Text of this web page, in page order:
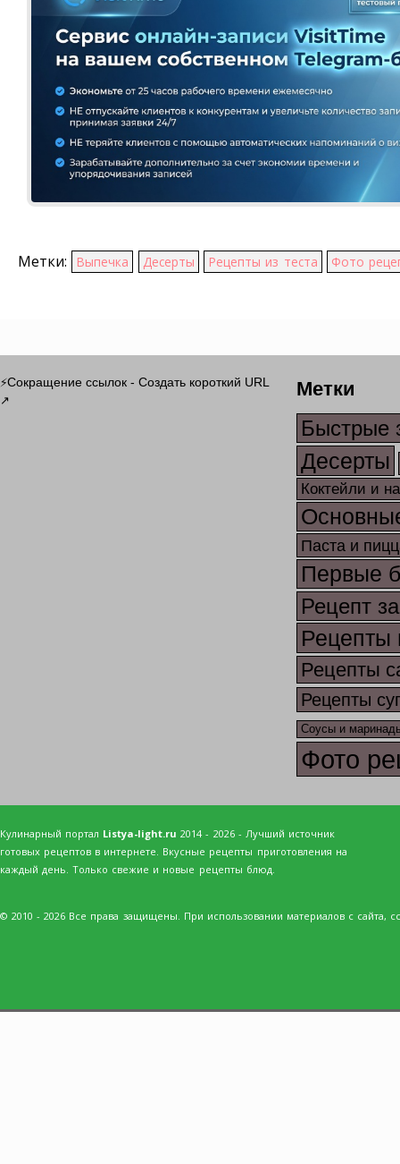
Метки: Выпечка Десерты Рецепты из теста Фото
⚡Сокращение ссылок - Создать короткий URL
↗ Метки
Быстрые
Десерты
Коктейли и
Паста и
Первые
Рецепт
Рецепты
Рецепты
Рецепты
Соусы и
Фото
Кулинарный портал Listya-light.ru 2014 - 2026 - Лучший источник
готовых рецептов в интернете. Вкусные рецепты приготовления на
каждый день. Только свежие и новые рецепты блюд.
© 2010 - 2026 Все права защищены. При использовании материалов с сайта,